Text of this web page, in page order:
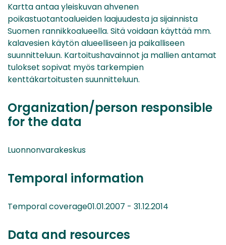
Kartta antaa yleiskuvan ahvenen
poikastuotantoalueiden laajuudesta ja sijainnista
Suomen rannikkoalueella. Sitä voidaan käyttää mm.
kalavesien käytön alueelliseen ja paikalliseen
suunnitteluun. Kartoitushavainnot ja mallien antamat
tulokset sopivat myös tarkempien
kenttäkartoitusten suunnitteluun.
Organization/person responsible
for the data
Luonnonvarakeskus
Temporal information
Temporal coverage01.01.2007 - 31.12.2014
Data and resources